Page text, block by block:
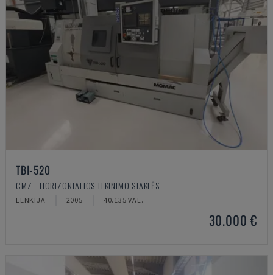
TBI-520
CMZ - HORIZONTALIOS TEKINIMO STAKLĖS
LENKIJA 2005 40.135 VAL.
30.000 €